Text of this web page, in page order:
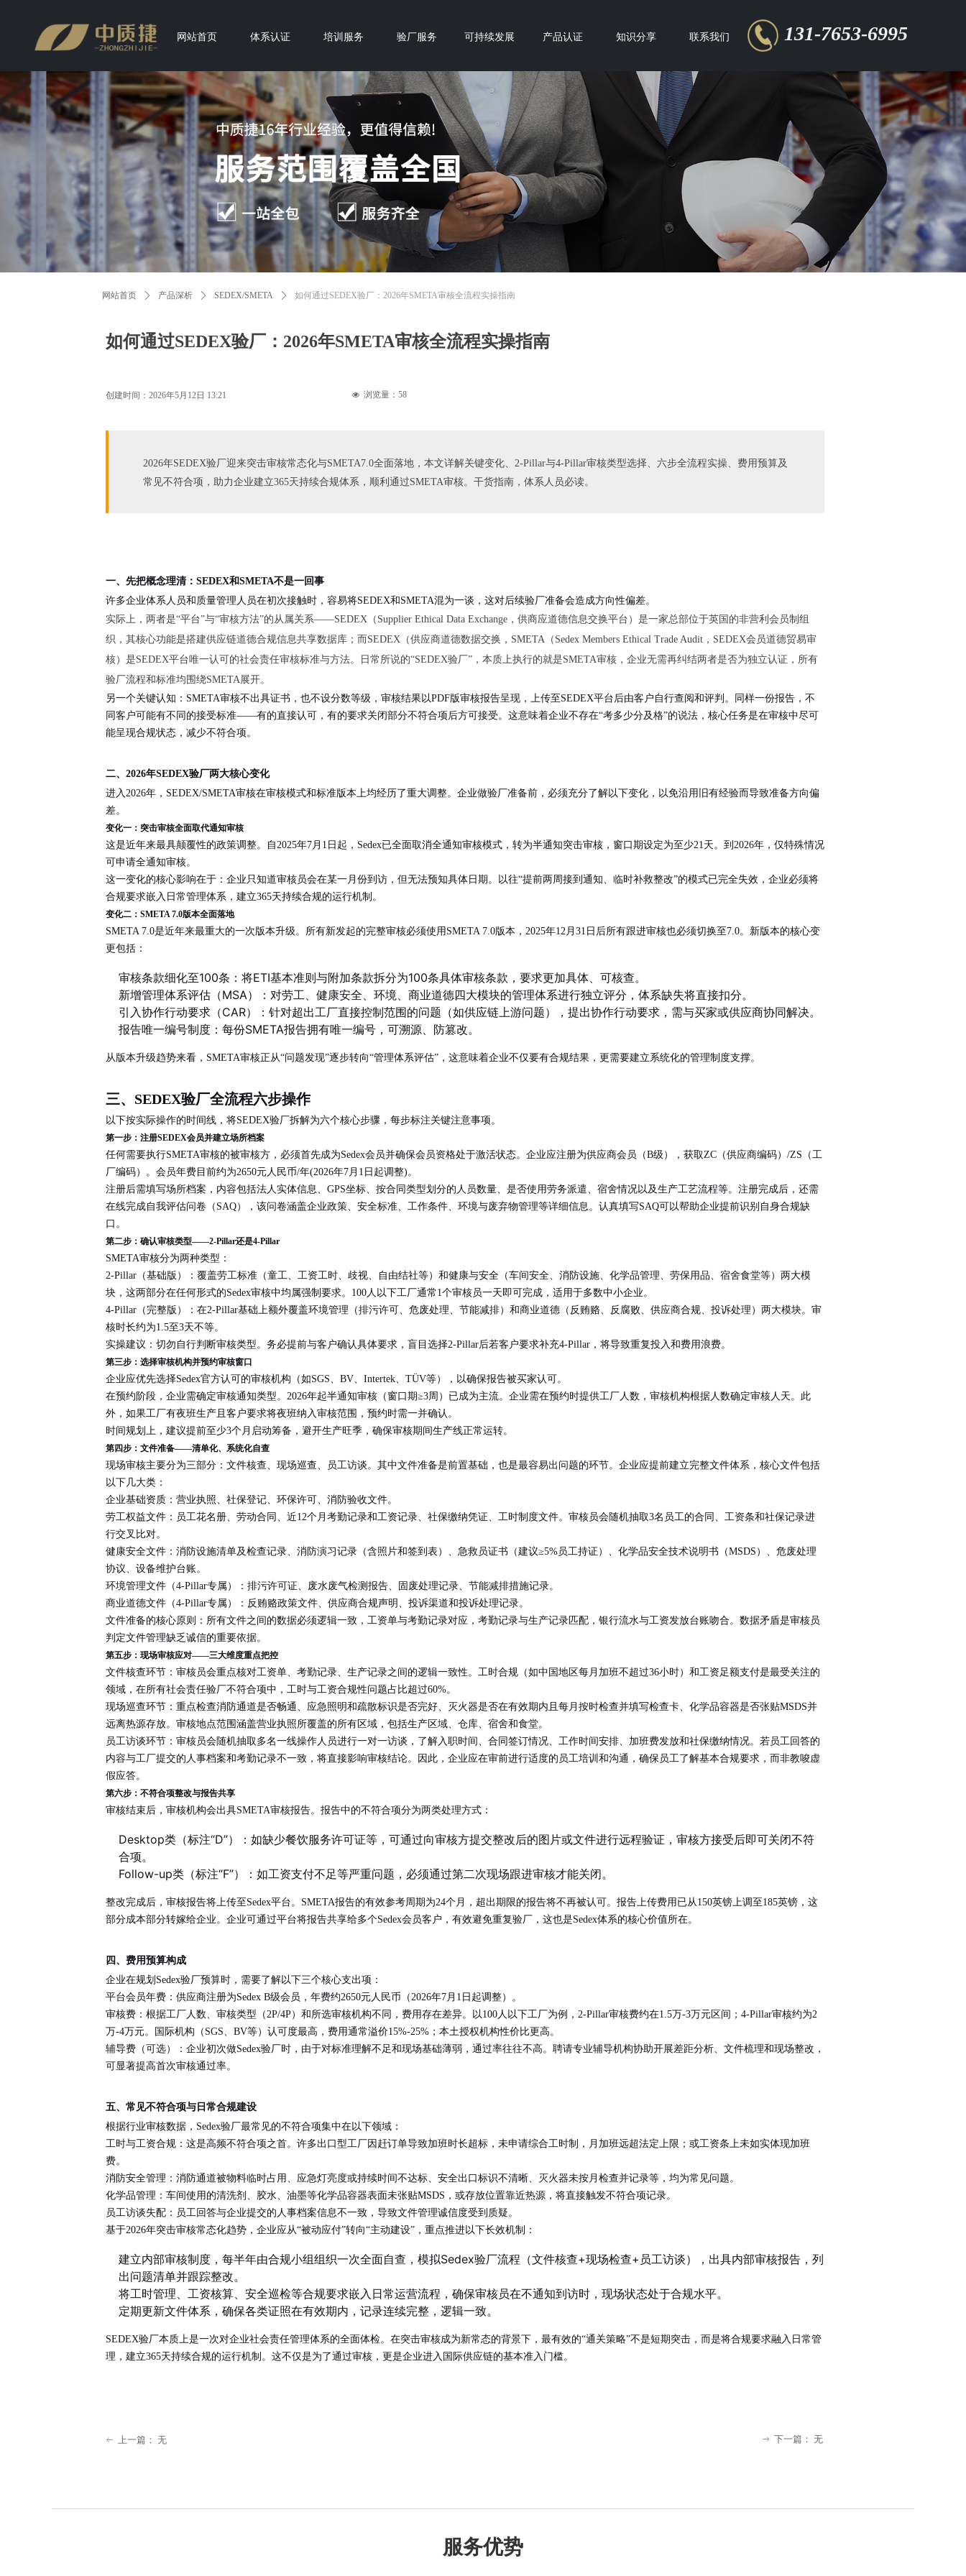
131-7653-6995
网站首页 体系认证 培训服务 验厂服务 可持续发展 产品认证 知识分享 联系我们
如何通过SEDEX验厂：2026年SMETA审核全流程实操指南
网站首页 ꄲ 产品深析 ꄲ SEDEX/SMETA ꄲ 如何通过SEDEX验厂：2026年SMETA审核全流程实操指南
一、先把概念理清：SEDEX和SMETA不是一回事
许多企业体系人员和质量管理人员在初次接触时，容易将SEDEX和SMETA混为一谈，这对后续验厂准备会造成方向性偏差。
实际上，两者是“平台”与“审核方法”的从属关系——SEDEX （Supplier Ethical Data Exchange，供商应道德信息交换平台 ） 是一家总部位于英国的非营利会员制组
织，其核心功能是搭建供应链道德合规信息共享数据库；而SEDEX（供应商道德数据交换，SMETA（Sedex Members Ethical Trade Audit，SEDEX会员道德贸易审
核）是SEDEX平台唯一认可的社会责任审核标准与方法。日常所说的“SEDEX验厂”，本质上执行的就是SMETA审核，企业无需再纠结两者是否为独立认证，所有
验厂流程和标准均围绕SMETA展开。
另一个关键认知：SMETA审核不出具证书，也不设分数等级 ，审核结果以PDF版审核报告呈现，上传至SEDEX平台后由客户自行查阅和评判。同样一份报告，不
同客户可能有不同的接受标准——有的直接认可，有的要求关闭部分不符合项后方可接受。这意味着企业不存在“考多少分及格”的说法，核心任务是在审核中尽可
能呈现合规状态，减少不符合项。
二、2026年SEDEX验厂两大核心变化
进入2026年，SEDEX/SMETA审核在审核模式和标准版本上均经历了重大调整。企业做验厂准备前，必须充分了解以下变化，以免沿用旧有经验而导致准备方向偏
差。
变化一：突击审核全面取代通知审核
这是近年来最具颠覆性的政策调整。自2025年7月1日起，Sedex已全面取消全通知审核模式，转为半通知突击审核 ，窗口期设定为至少21天。到2026年，仅特殊情况
可申请全通知审核。
这一变化的核心影响在于：企业只知道审核员会在某一月份到访，但无法预知具体日期。以往“提前两周接到通知、临时补救整改”的模式已完全失效，企业必须将
合规要求嵌入日常管理体系，建立365天持续合规的运行机制。
变化二：SMETA 7.0版本全面落地
SMETA 7.0是近年来最重大的一次版本升级。所有新发起的完整审核必须使用SMETA 7.0版本，2025年12月31日后所有跟进审核也必须切换至7.0。新版本的核心变
更包括：
审核条款细化至100条 ：将ETI基本准则与附加条款拆分为100条具体审核条款，要求更加具体、可核查。
新增管理体系评估（MSA）
：对劳工、健康安全、环境、商业道德四大模块的管理体系进行独立评分，体系缺失将直接扣分。
引入协作行动要求（CAR）
：针对超出工厂直接控制范围的问题（如供应链上游问题），提出协作行动要求，需与买家或供应商协同解决。
报告唯一编号制度 ：每份SMETA报告拥有唯一编号，可溯源、防篡改。
从版本升级趋势来看，SMETA审核正从“问题发现”逐步转向“管理体系评估”，这意味着企业不仅要有合规结果，更需要建立系统化的管理制度支撑。
三、SEDEX验厂全流程六步操作
以下按实际操作的时间线，将SEDEX验厂拆解为六个核心步骤，每步标注关键注意事项。
第一步：注册SEDEX会员并建立场所档案
任何需要执行SMETA审核的被审核方，必须首先成为Sedex会员并确保会员资格处于激活状态。企业应注册为供应商会员（B级），获取ZC（供应商编码）/ZS（工
厂编码）。会员年费目前约为2650元人民币/年(2026年7月1日起调整)。
注册后需填写场所档案，内容包括法人实体信息、GPS坐标、按合同类型划分的人员数量、是否使用劳务派遣、宿舍情况以及生产工艺流程等。注册完成后，还需
在线完成自我评估问卷（SAQ），该问卷涵盖企业政策、安全标准、工作条件、环境与废弃物管理等详细信息。认真填写SAQ可以帮助企业提前识别自身合规缺
口。
第二步：确认审核类型——2-Pillar还是4-Pillar
SMETA审核分为两种类型：
2-Pillar（基础版）
：覆盖劳工标准（童工、工资工时、歧视、自由结社等）和健康与安全（车间安全、消防设施、化学品管理、劳保用品、宿舍食堂等）两大模
块，这两部分在任何形式的Sedex审核中均属强制要求。100人以下工厂通常1个审核员一天即可完成，适用于多数中小企业。
4-Pillar（完整版）
：在2-Pillar基础上额外覆盖环境管理（排污许可、危废处理、节能减排）和商业道德（反贿赂、反腐败、供应商合规、投诉处理）两大模块。审
核时长约为1.5至3天不等。
实操建议 ：切勿自行判断审核类型。务必提前与客户确认具体要求，盲目选择2-Pillar后若客户要求补充4-Pillar，将导致重复投入和费用浪费。
第三步：选择审核机构并预约审核窗口
企业应优先选择Sedex官方认可的审核机构（如SGS、BV、Intertek、TÜV等），以确保报告被买家认可。
在预约阶段，企业需确定审核通知类型。2026年起半通知审核（窗口期≥3周）已成为主流。企业需在预约时提供工厂人数，审核机构根据人数确定审核人天。此
外，如果工厂有夜班生产且客户要求将夜班纳入审核范围，预约时需一并确认。
时间规划上，建议提前至少3个月启动筹备 ，避开生产旺季，确保审核期间生产线正常运转。
第四步：文件准备——清单化、系统化自查
现场审核主要分为三部分： 文件核查、现场巡查、员工访谈。其中文件准备是前置基础，也是最容易出问题的环节。企业应提前建立完整文件体系，核心文件包括
以下几大类：
企业基础资质 ：营业执照、社保登记、环保许可、消防验收文件。
劳工权益文件 ：员工花名册、劳动合同、近12个月考勤记录和工资记录、社保缴纳凭证、工时制度文件。审核员会随机抽取3名员工的合同、工资条和社保记录进
行交叉比对。
健康安全文件 ：消防设施清单及检查记录、消防演习记录（含照片和签到表）、急救员证书（建议≥5%员工持证）、化学品安全技术说明书（MSDS）、危废处理
协议、设备维护台账。
环境管理文件（4-Pillar专属）
：排污许可证、废水废气检测报告、固废处理记录、节能减排措施记录。
商业道德文件（4-Pillar专属）
：反贿赂政策文件、供应商合规声明、投诉渠道和投诉处理记录。
文件准备的核心原则 ：所有文件之间的数据必须逻辑一致，工资单与考勤记录对应，考勤记录与生产记录匹配，银行流水与工资发放台账吻合。数据矛盾是审核员
判定文件管理缺乏诚信的重要依据。
第五步：现场审核应对——三大维度重点把控
文件核查环节 ：审核员会重点核对工资单、考勤记录、生产记录之间的逻辑一致性。工时合规（如中国地区每月加班不超过36小时）和工资足额支付是最受关注的
领域，在所有社会责任验厂不符合项中，工时与工资合规性问题占比超过60%。
现场巡查环节 ：重点检查消防通道是否畅通、应急照明和疏散标识是否完好、灭火器是否在有效期内且每月按时检查并填写检查卡、化学品容器是否张贴MSDS并
远离热源存放。审核地点范围涵盖营业执照所覆盖的所有区域，包括生产区域、仓库、宿舍和食堂。
员工访谈环节 ：审核员会随机抽取多名一线操作人员进行一对一访谈，了解入职时间、合同签订情况、工作时间安排、加班费发放和社保缴纳情况。若员工回答的
内容与工厂提交的人事档案和考勤记录不一致，将直接影响审核结论。因此，企业应在审前进行适度的员工培训和沟通，确保员工了解基本合规要求，而非教唆虚
假应答。
第六步：不符合项整改与报告共享
审核结束后，审核机构会出具SMETA审核报告。报告中的不符合项分为两类处理方式：
Desktop类（标注“D”）
：如缺少餐饮服务许可证等，可通过向审核方提交整改后的图片或文件进行远程验证，审核方接受后即可关闭不符
合项。
Follow-up类（标注“F”）
：如工资支付不足等严重问题，必须通过第二次现场跟进审核才能关闭。
整改完成后，审核报告将上传至Sedex平台。SMETA报告的有效参考周期为24个月，超出期限的报告将不再被认可。报告上传费用已从150英镑上调至185英镑，这
部分成本部分转嫁给企业。企业可通过平台将报告共享给多个Sedex会员客户，有效避免重复验厂，这也是Sedex体系的核心价值所在。
四、费用预算构成
企业在规划Sedex验厂预算时，需要了解以下三个核心支出项：
平台会员年费 ：供应商注册为Sedex B级会员，年费约2650元人民币（2026年7月1日起调整）。
审核费 ：根据工厂人数、审核类型（2P/4P）和所选审核机构不同，费用存在差异。以100人以下工厂为例，2-Pillar审核费约在1.5万-3万元区间；4-Pillar审核约为2
万-4万元。国际机构（SGS、BV等）认可度最高，费用通常溢价15%-25%；本土授权机构性价比更高。
辅导费（可选）
：企业初次做Sedex验厂时，由于对标准理解不足和现场基础薄弱，通过率往往不高。聘请专业辅导机构协助开展差距分析、文件梳理和现场整改，
可显著提高首次审核通过率。
五、常见不符合项与日常合规建设
根据行业审核数据，Sedex验厂最常见的不符合项集中在以下领域：
工时与工资合规 ：这是高频不符合项之首。许多出口型工厂因赶订单导致加班时长超标，未申请综合工时制，月加班远超法定上限；或工资条上未如实体现加班
费。
消防安全管理 ：消防通道被物料临时占用、应急灯亮度或持续时间不达标、安全出口标识不清晰、灭火器未按月检查并记录等，均为常见问题。
化学品管理 ：车间使用的清洗剂、胶水、油墨等化学品容器表面未张贴MSDS，或存放位置靠近热源，将直接触发不符合项记录。
员工访谈失配 ：员工回答与企业提交的人事档案信息不一致，导致文件管理诚信度受到质疑。
基于2026年突击审核常态化趋势，企业应从“被动应付”转向“主动建设”，重点推进以下长效机制：
建立内部审核制度，每半年由合规小组组织一次全面自查，模拟Sedex验厂流程（文件核查+现场检查+员工访谈），出具内部审核报告，列
出问题清单并跟踪整改。
将工时管理、工资核算、安全巡检等合规要求嵌入日常运营流程，确保审核员在不通知到访时，现场状态处于合规水平。
定期更新文件体系，确保各类证照在有效期内，记录连续完整，逻辑一致。
SEDEX验厂本质上是一次对企业社会责任管理体系的全面体检。在突击审核成为新常态的背景下，最有效的“通关策略”不是短期突击，而是将合规要求融入日常管
理，建立365天持续合规的运行机制。这不仅是为了通过审核，更是企业进入国际供应链的基本准入门槛。
ꂃ 上一篇： 无 ꁹ 下一篇： 无
넶 浏览量： 58
创建时间： 2026年5月12日 13:21
服务优势
2026年SEDEX验厂迎来突击审核常态化与SMETA7.0全面落地，本文详解关键变化、2-Pillar与4-Pillar审核类型选择、六步全流程实操、费用预算及
常见不符合项，助力企业建立365天持续合规体系，顺利通过SMETA审核。干货指南，体系人员必读。